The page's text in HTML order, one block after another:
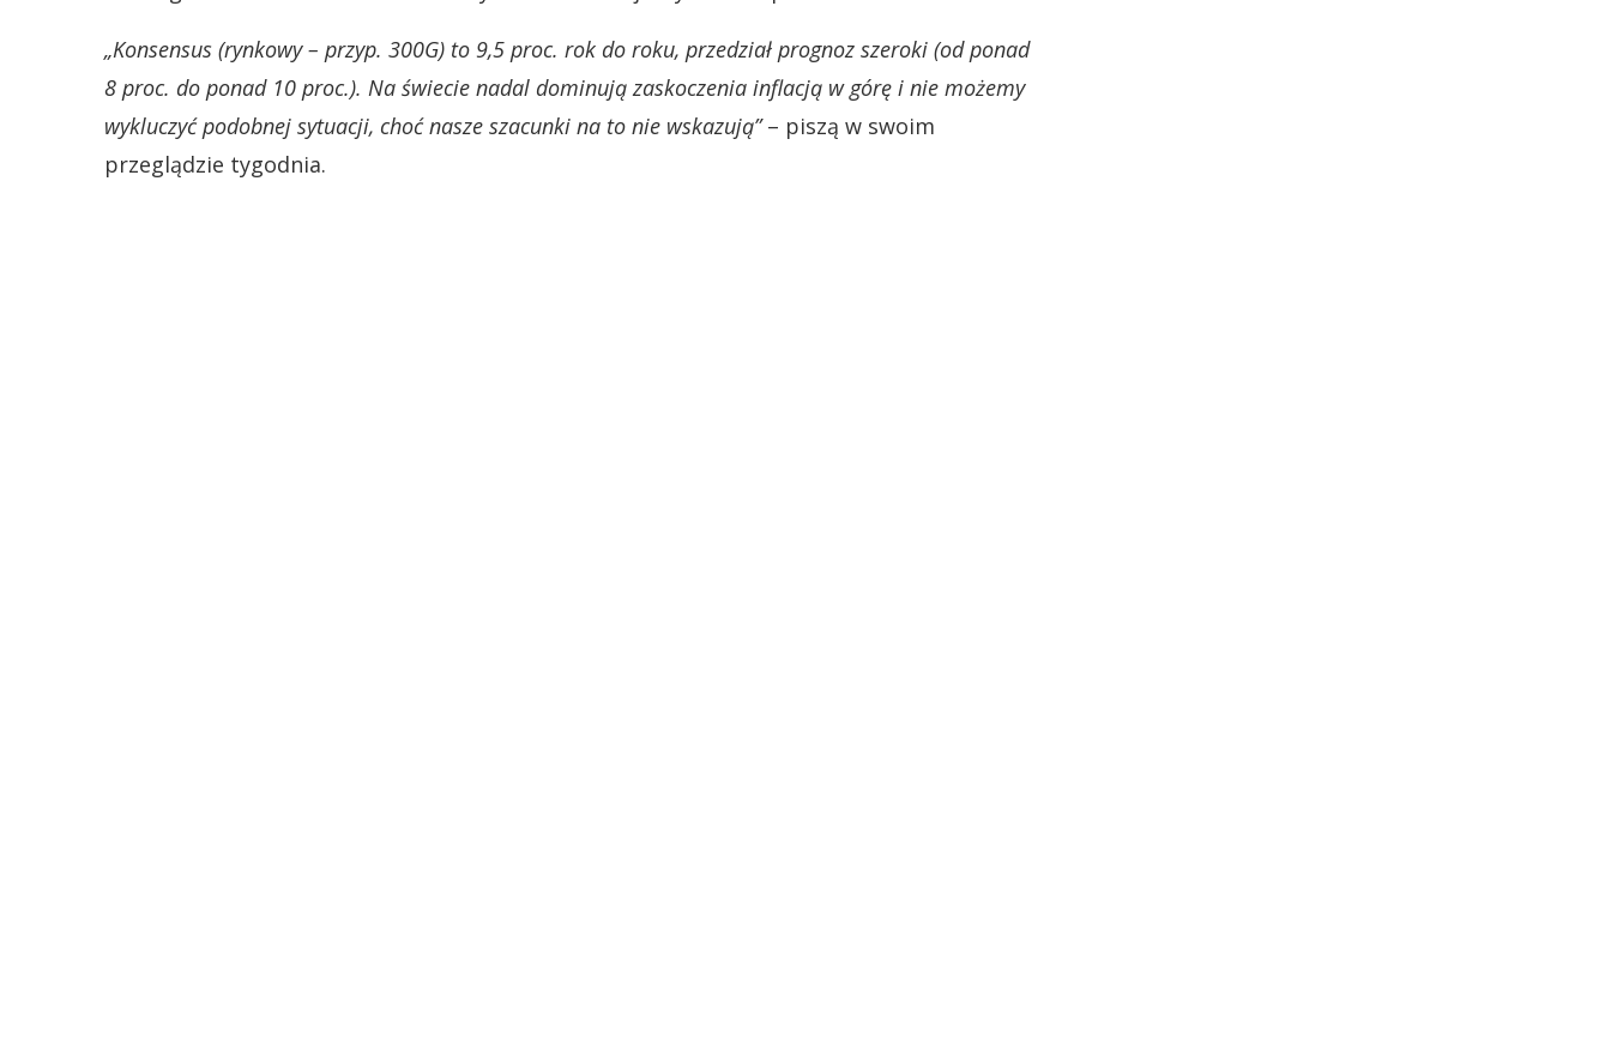
„Konsensus (rynkowy – przyp. 300G) to 9,5 proc. rok do roku, przedział prognoz szeroki (od ponad
8 proc. do ponad 10 proc.). Na świecie nadal dominują zaskoczenia inflacją w górę i nie możemy
wykluczyć podobnej sytuacji, choć nasze szacunki na to nie wskazują”– piszą w swoim
przeglądzie tygodnia.